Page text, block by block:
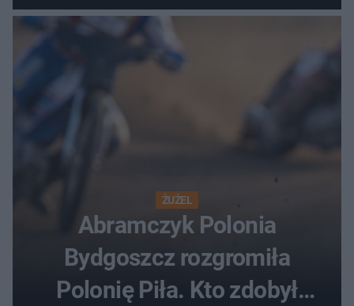
ostatnią porażkę?
ŻUŻEL
Abramczyk Polonia
Bydgoszcz rozgromiła
Polonię Piła. Kto zdobył